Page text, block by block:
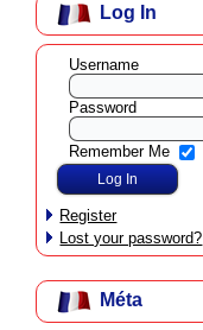
Log In
Username
Password
Remember Me
Register
Lost your password?
Méta